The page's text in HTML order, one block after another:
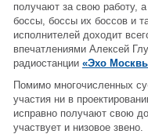
получают за свою работу,
боссы, боссы их боссов и
исполнителей доходит
впечатлениями Алексей
радиостанции «Эхо
Помимо многочисленных
участия ни в
исправно получают свою
участвует и низовое звено.